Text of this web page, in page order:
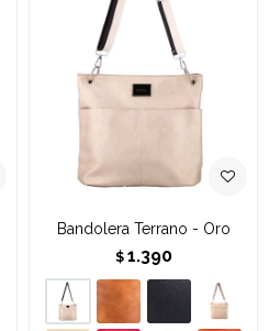
Bandolera Terrano - Oro
$ 1.390